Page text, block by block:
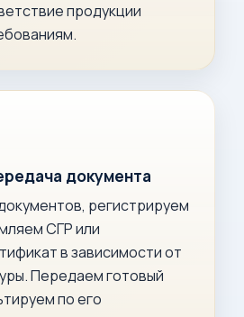
продукции
документа
регистрируем
СГР или
в зависимости от
Передаем готовый
по его